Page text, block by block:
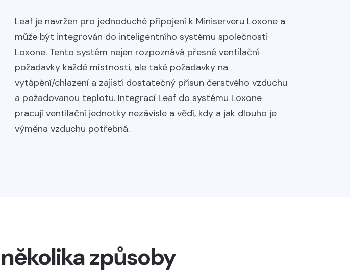
Leaf je navržen pro jednoduché připojení k Miniserveru Loxone a
může být integrován do inteligentního systému společnosti
Loxone. Tento systém nejen rozpoznává přesné ventilační
požadavky každé místnosti, ale také požadavky na
vytápění/chlazení a zajistí dostatečný přísun čerstvého vzduchu
a požadovanou teplotu. Integrací Leaf do systému Loxone
pracují ventilační jednotky nezávisle a vědí, kdy a jak dlouho je
výměna vzduchu potřebná.
způsoby